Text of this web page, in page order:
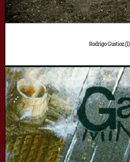
Rodrigo Gustioz (I)